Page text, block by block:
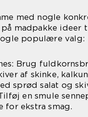
med nogle
madpakke ideer
populære valg:
Brug
af skinke,
sprød salat og
en smule
for ekstra smag.